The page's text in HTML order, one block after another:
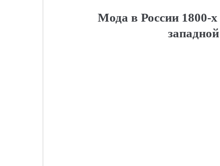
Мода в России 1800-х